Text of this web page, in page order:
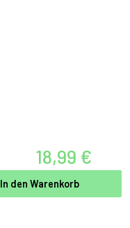
18,99 €
In den Warenkorb